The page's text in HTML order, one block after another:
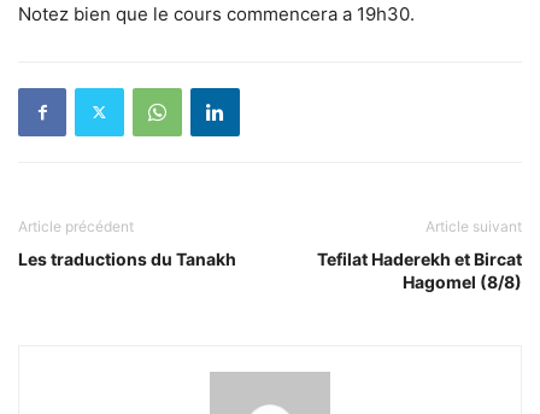
Notez bien que le cours commencera a 19h30.
Article précédent
Les traductions du Tanakh
Article suivant
Tefilat Haderekh et Bircat
Hagomel (8/8)